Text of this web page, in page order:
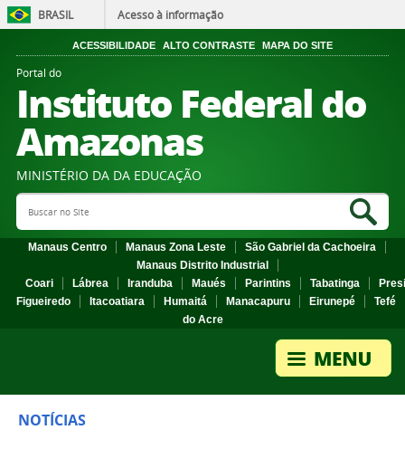
BRASIL Acesso à informação
ACESSIBILIDADE ALTO CONTRASTE MAPA DO SITE
Portal do
Instituto Federal do
Amazonas
MINISTÉRIO DA DA EDUCAÇÃO
Search Site
Manaus Centro Manaus Zona Leste
São Gabriel da Cachoeira
Manaus Distrito Industrial
Coari
Lábrea Iranduba Maués Parintins Tabatinga
Figueiredo
Itacoatiara Humaitá Manacapuru Eirunepé
Tefé
do Acre
NOTÍCIAS